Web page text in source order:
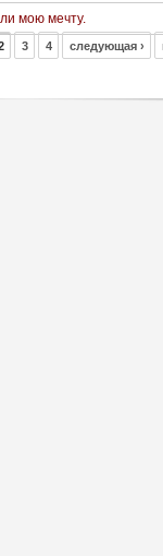
мою мечту.
3 4 следующая ›